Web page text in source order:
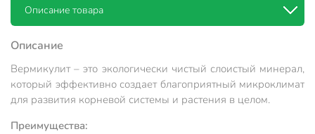
Описание товара
Описание
Вермикулит – это экологически чистый слоистый минерал,
который эффективно создает благоприятный микроклимат
для развития корневой системы и растения в целом.
Преимущества: